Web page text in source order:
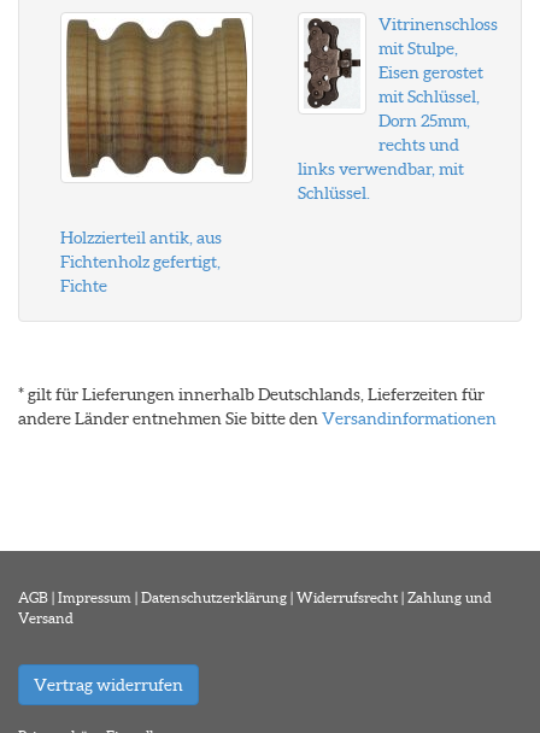
Holzzierteil antik, aus
Fichtenholz gefertigt,
Fichte
Vitrinenschloss
mit Stulpe,
Eisen gerostet
mit Schlüssel,
Dorn 25mm,
rechts und
links verwendbar, mit
Schlüssel.
* gilt für Lieferungen innerhalb Deutschlands, Lieferzeiten für
andere Länder entnehmen Sie bitte den Versandinformationen
AGB | Impressum | Datenschutzerklärung | Widerrufsrecht | Zahlung und
Versand
Vertrag widerrufen